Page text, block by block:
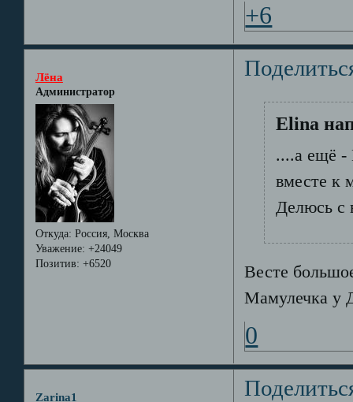
+6
Лёна
Администратор
Откуда: Россия, Москва
Уважение: +24049
Позитив: +6520
Elina
....а ещё -
вместе к
Делюсь с
Весте
Мамулечка у
0
Zarina1